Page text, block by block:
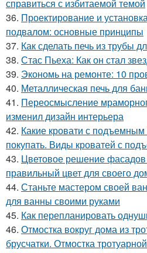
справиться с избитаемой темой
36. Проектирование и
подвалом: основные принципы
37. Как сделать печь из трубы
38. Стас Пьеха: Как он стал
39. Экономь на ремонте: 10
40. Металлическая печь для
41. Переосмысление
изменил дизайн интерьера
42. Какие кровати с
покупать. Виды кроватей с
43. Цветовое решение фасадов
правильный цвет для своего
44. Станьте мастером своей
для ванны своими руками
45. Как перепланировать
46. Отмостка вокруг дома из
брусчатки. Отмостка